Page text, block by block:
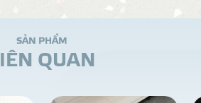
SẢN PHẨM
IÊN QUAN